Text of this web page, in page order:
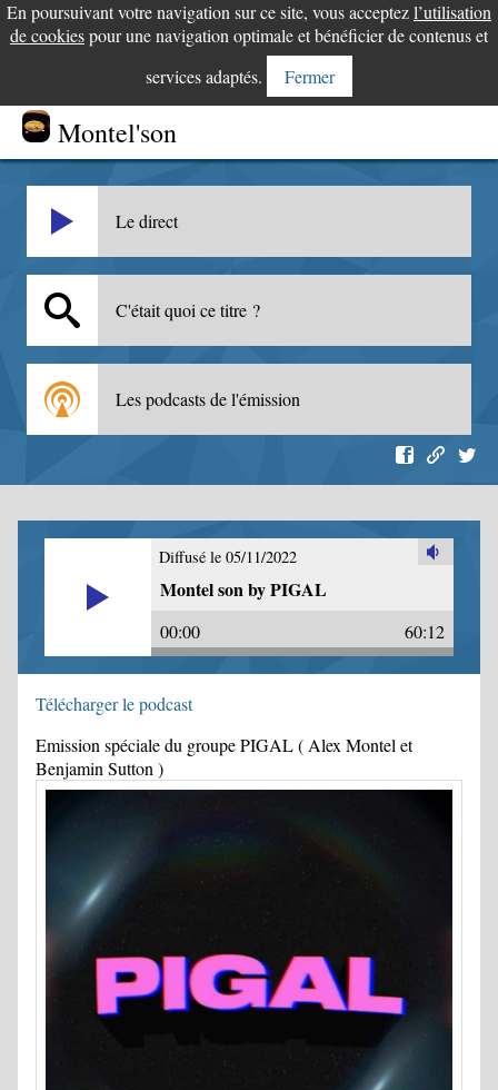
En poursuivant votre navigation sur ce site, vous acceptezl’utilisation
de cookiespour une navigation optimale et bénéficier de contenus et
services adaptés.
Fermer
Montel'son
Le direct
C'était quoi ce titre ?
Les podcasts de l'émission
Diffusé le 05/11/2022
Montel son by PIGAL
00:00 60:12
Télécharger le podcast
Emission spéciale du groupe PIGAL ( Alex Montel et
Benjamin Sutton )